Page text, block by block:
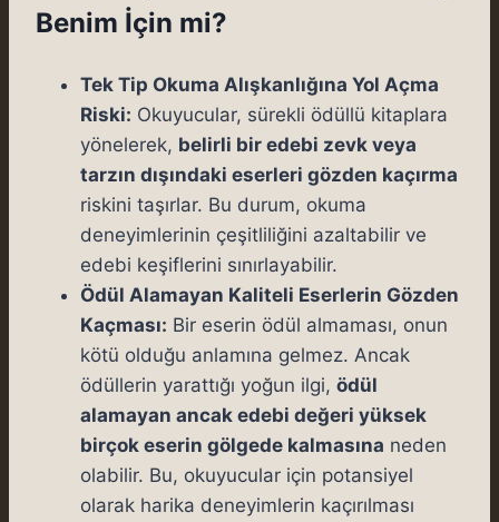
Benim İçin mi?
Tek Tip Okuma Alışkanlığına Yol Açma
Riski: Okuyucular, sürekli ödüllü kitaplara
yönelerek, belirli bir edebi zevk veya
tarzın dışındaki eserleri gözden kaçırma
riskini taşırlar. Bu durum, okuma
deneyimlerinin çeşitliliğini azaltabilir ve
edebi keşiflerini sınırlayabilir.
Ödül Alamayan Kaliteli Eserlerin Gözden
Kaçması: Bir eserin ödül almaması, onun
kötü olduğu anlamına gelmez. Ancak
ödüllerin yarattığı yoğun ilgi, ödül
alamayan ancak edebi değeri yüksek
birçok eserin gölgede kalmasına neden
olabilir. Bu, okuyucular için potansiyel
olarak harika deneyimlerin kaçırılması